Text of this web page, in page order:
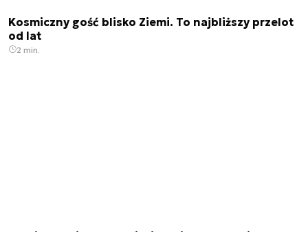
Kosmiczny gość blisko Ziemi. To najbliższy przelot
od lat
2 min.